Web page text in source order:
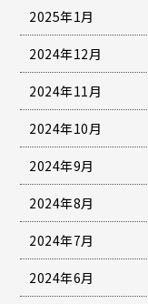
2025年1月
2024年12月
2024年11月
2024年10月
2024年9月
2024年8月
2024年7月
2024年6月